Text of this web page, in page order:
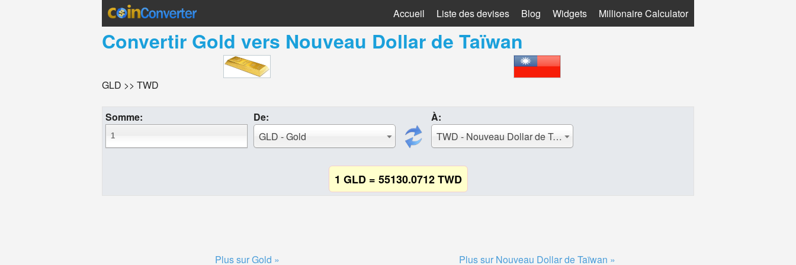
Accueil Liste des devises Blog Widgets Millionaire Calculator
Convertir Gold vers Nouveau Dollar de Taïwan
GLD >> TWD
Somme:
De:
GLD - Gold
À:
TWD - Nouveau Dollar de Taïwan
1 GLD = 55130.0712 TWD
Plus sur Gold » Plus sur Nouveau Dollar de Taïwan »